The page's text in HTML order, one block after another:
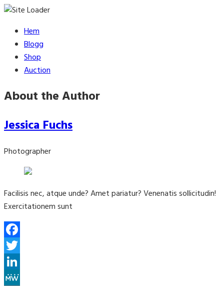
Skip
content
Hem
Blogg
Shop
Auction
About the Author
Jessica Fuchs
Photographer
Facilisis nec, atque unde? Amet pariatur? Venenatis sollicitudin!
Exercitationem sunt
Facebook
Twitter
LinkedIn